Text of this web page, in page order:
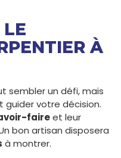
LE
À
sembler un défi, mais
guider votre décision.
faireet leur
bon artisan disposera
à montrer.